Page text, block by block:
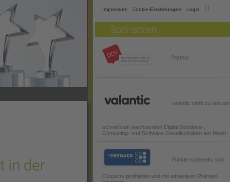
in der
Impressum |
Cookie-Einstellungen |
Login
Sponsoren
Partner
valantic zählt zu den am
schnellsten wachsenden Digital Solutions-,
Consulting- und Software-Gesellschaften am Markt.
Punkte sammeln, von
Coupons profitieren und mit attraktiven Prämien